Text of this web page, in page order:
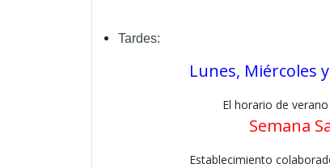
Tardes:
Lunes, Miércoles
El horario de verano
Semana Santa y
Establecimiento